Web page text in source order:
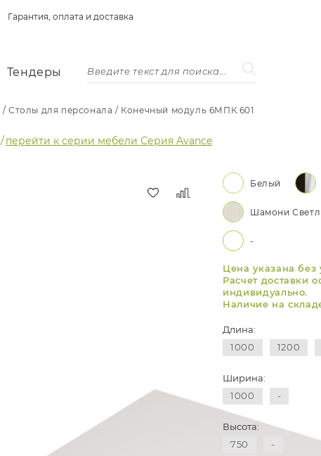
Гарантия, оплата и доставка
Тендеры
/Столы для персонала / Конечный модуль 6МПК.601
/перейти к серии мебели Серия Avance
Белый
Шамони
-
Цена указана без
Расчет доставки
индивидуально.
Наличие на
Длина:
1000
1200
Ширина:
1000
-
Высота:
750
-